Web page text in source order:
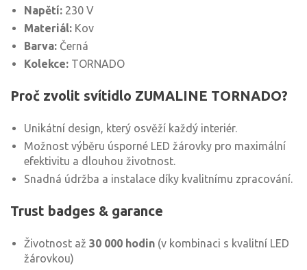
Napětí: 230 V
Materiál: Kov
Barva: Černá
Kolekce: TORNADO
Proč zvolit svítidlo ZUMALINE TORNADO?
Unikátní design, který osvěží každý interiér.
Možnost výběru úsporné LED žárovky pro maximální
efektivitu a dlouhou životnost.
Snadná údržba a instalace díky kvalitnímu zpracování.
Trust badges & garance
Životnost až 30 000 hodin (v kombinaci s kvalitní LED
žárovkou)